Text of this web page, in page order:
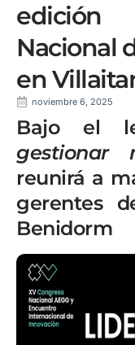
Nacional
en
noviembre 6, 2025
Bajo el
gestionar
reunirá a
gerentes
Benidorm